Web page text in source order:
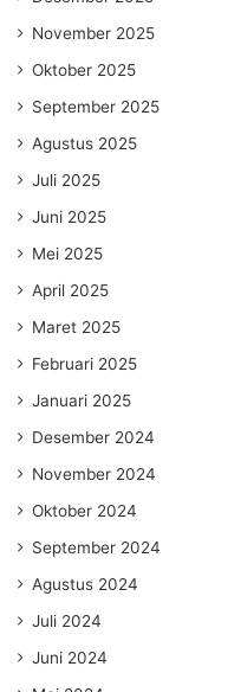
November 2025
Oktober 2025
September 2025
Agustus 2025
Juli 2025
Juni 2025
Mei 2025
April 2025
Maret 2025
Februari 2025
Januari 2025
Desember 2024
November 2024
Oktober 2024
September 2024
Agustus 2024
Juli 2024
Juni 2024